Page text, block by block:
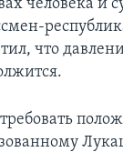
человека и
что